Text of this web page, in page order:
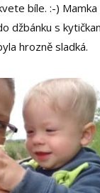
bíle. :-) Mamka
džbánku s
hrozně sladká.